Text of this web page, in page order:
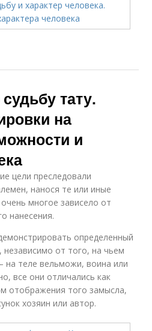
тату.
на
и
цели преследовали
нанося те или иные
многое зависело от
нанесения.
определенный
независимо от того, на чьем
на теле вельможи, воина или
все они отличались как
отображения того замысла,
хозяин или автор.